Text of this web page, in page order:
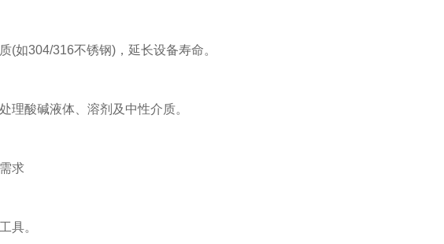
304/316不锈钢)，延长设备寿命。
酸碱液体、溶剂及中性介质。
求
具。